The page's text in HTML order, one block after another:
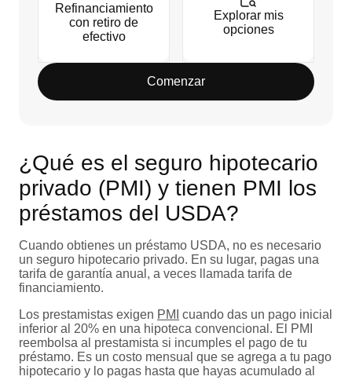
Refinanciamiento
con retiro de
efectivo
Explorar mis
opciones
Comenzar
¿Qué es el seguro hipotecario
privado (PMI) y tienen PMI los
préstamos del USDA?
Cuando obtienes un préstamo USDA, no es necesario
un seguro hipotecario privado. En su lugar, pagas una
tarifa de garantía anual, a veces llamada tarifa de
financiamiento.
Los prestamistas exigen PMI cuando das un pago inicial
inferior al 20% en una hipoteca convencional. El PMI
reembolsa al prestamista si incumples el pago de tu
préstamo. Es un costo mensual que se agrega a tu pago
hipotecario y lo pagas hasta que hayas acumulado al